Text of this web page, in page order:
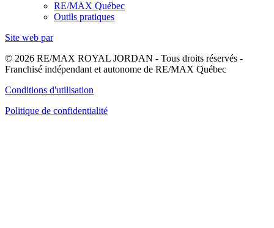
RE/MAX Québec
Outils pratiques
Site web par
© 2026 RE/MAX ROYAL JORDAN - Tous droits réservés -
Franchisé indépendant et autonome de RE/MAX Québec
Conditions d'utilisation
Politique de confidentialité